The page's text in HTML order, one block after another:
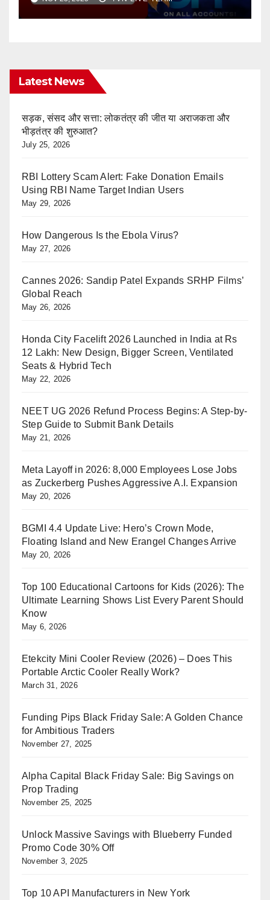
Latest News
सड़क, संसद और सत्ता: लोकतंत्र की जीत या अराजकता और
भीड़तंत्र की शुरुआत?
July 25, 2026
RBI Lottery Scam Alert: Fake Donation Emails
Using RBI Name Target Indian Users
May 29, 2026
How Dangerous Is the Ebola Virus?
May 27, 2026
Cannes 2026: Sandip Patel Expands SRHP Films’
Global Reach
May 26, 2026
Honda City Facelift 2026 Launched in India at Rs
12 Lakh: New Design, Bigger Screen, Ventilated
Seats & Hybrid Tech
May 22, 2026
NEET UG 2026 Refund Process Begins: A Step-by-
Step Guide to Submit Bank Details
May 21, 2026
Meta Layoff in 2026: 8,000 Employees Lose Jobs
as Zuckerberg Pushes Aggressive A.I. Expansion
May 20, 2026
BGMI 4.4 Update Live: Hero’s Crown Mode,
Floating Island and New Erangel Changes Arrive
May 20, 2026
Top 100 Educational Cartoons for Kids (2026): The
Ultimate Learning Shows List Every Parent Should
Know
May 6, 2026
Etekcity Mini Cooler Review (2026) – Does This
Portable Arctic Cooler Really Work?
March 31, 2026
Funding Pips Black Friday Sale: A Golden Chance
for Ambitious Traders
November 27, 2025
Alpha Capital Black Friday Sale: Big Savings on
Prop Trading
November 25, 2025
Unlock Massive Savings with Blueberry Funded
Promo Code 30% Off
November 3, 2025
Top 10 API Manufacturers in New York